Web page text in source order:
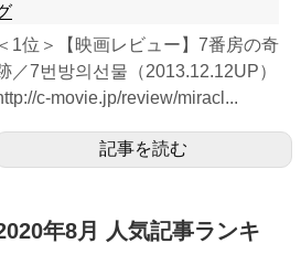
＜1位＞【映画レビュー】7番房の奇
／7번방의선물（2013.12.12UP）
c-movie.jp/review/miracl...
記事を読む
年8月 人気記事ランキ